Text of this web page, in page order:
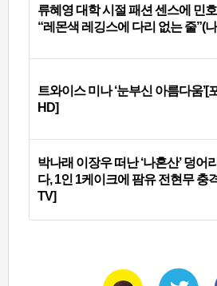
류혜영 대학 시절 패션 센스에 민
“레몬색 레깅스에 다리 없는 줄”(
트와이스 미나 ‘눈부신 아름다움’[
HD]
박나래 이장우 떠난 ‘나혼산’ 덩어
다, 1인 1케이크에 팜유 전현무 충
TV]